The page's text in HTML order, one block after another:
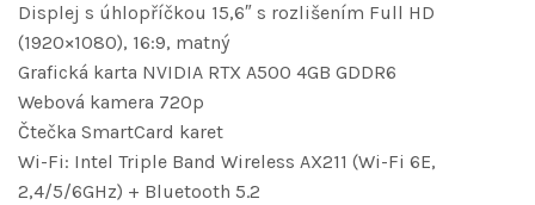
Displej s úhlopříčkou 15,6″ s rozlišením Full HD
(1920×1080), 16:9, matný
Grafická karta NVIDIA RTX A500 4GB GDDR6
Webová kamera 720p
Čtečka SmartCard karet
Wi-Fi: Intel Triple Band Wireless AX211 (Wi-Fi 6E,
2,4/5/6GHz) + Bluetooth 5.2